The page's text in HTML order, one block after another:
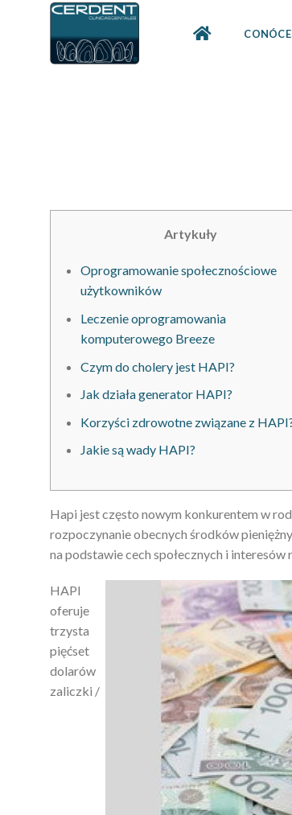
Artykuły
Oprogramowanie społecznościowe
użytkowników
Leczenie oprogramowania
komputerowego Breeze
Czym do cholery jest HAPI?
Jak działa generator HAPI?
Korzyści zdrowotne związane z
Jakie są wady HAPI?
Hapi jest często nowym konkurentem w
rozpoczynanie obecnych środków
na podstawie cech społecznych i interesów
HAPI
oferuje
trzysta
pięćset
dolarów
zaliczki /